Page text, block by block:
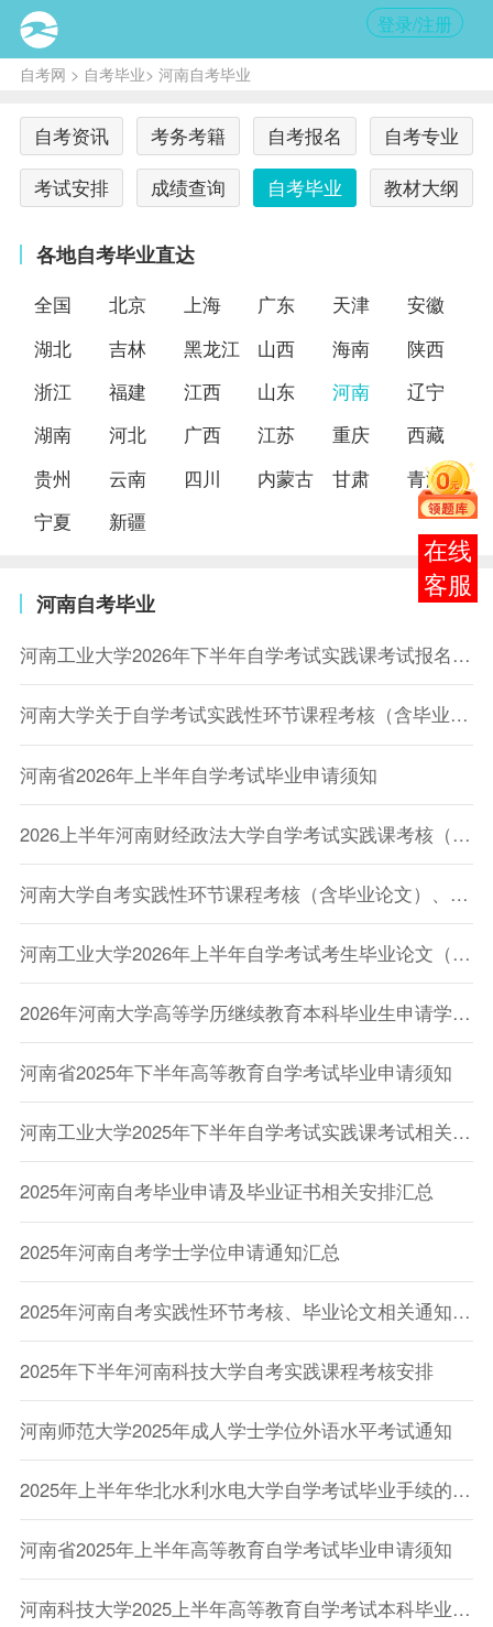
登录/注册
自考网 > 自考毕业> 河南自考毕业
自考资讯 考务考籍 自考报名
自考专业
考试安排
成绩查询 自考毕业 教材大纲
各地自考毕业直达
全国 北京 上海 广东 天津
安徽
湖北
吉林 黑龙江 山西 海南
陕西
浙江
福建 江西 山东 河南
辽宁
湖南
河北 广西 江苏 重庆
西藏
贵州
云南 四川 内蒙古 甘肃
青海
宁夏
新疆
河南自考毕业
河南工业大学2026年下半年自学考试实践课考试报名通知
河南大学关于自学考试实践性环节课程考核（含毕业论文）、免考申请等相关工作的通知
河南省2026年上半年自学考试毕业申请须知
2026上半年河南财经政法大学自学考试实践课考核（毕业论文、上机考试、上机免考）报名通知
河南大学自考实践性环节课程考核（含毕业论文）、免考申请等相关工作的通知
河南工业大学2026年上半年自学考试考生毕业论文（设计）申请通知
2026年河南大学高等学历继续教育本科毕业生申请学士学位外语水平考试报名的通知
河南省2025年下半年高等教育自学考试毕业申请须知
河南工业大学2025年下半年自学考试实践课考试相关通知
2025年河南自考毕业申请及毕业证书相关安排汇总
2025年河南自考学士学位申请通知汇总
2025年河南自考实践性环节考核、毕业论文相关通知汇总
2025年下半年河南科技大学自考实践课程考核安排
河南师范大学2025年成人学士学位外语水平考试通知
2025年上半年华北水利水电大学自学考试毕业手续的通知
河南省2025年上半年高等教育自学考试毕业申请须知
河南科技大学2025上半年高等教育自学考试本科毕业生申请授予学士学位的通知
在线
客服